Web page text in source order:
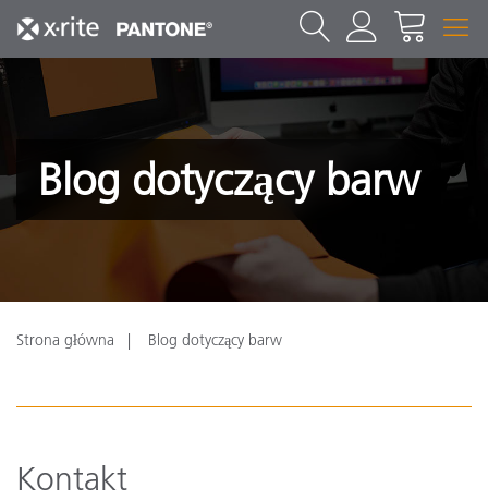
Blog dotyczący barw
Strona główna Blog dotyczący barw
Kontakt